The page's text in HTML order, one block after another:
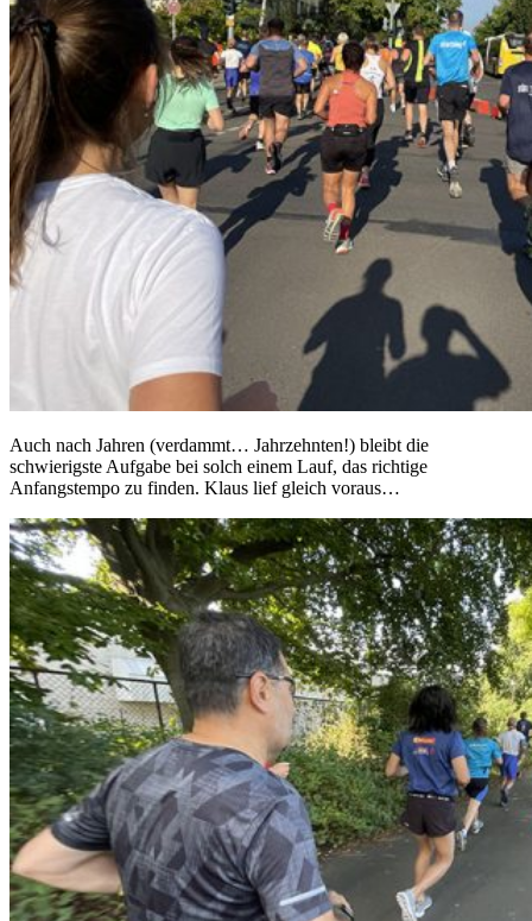
Auch nach Jahren (verdammt… Jahrzehnten!) bleibt die
schwierigste Aufgabe bei solch einem Lauf, das richtige
Anfangstempo zu finden. Klaus lief gleich voraus…